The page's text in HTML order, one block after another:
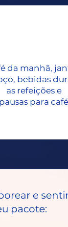
da manhã,
bebidas
as refeições e
pausas para café
e
pacote: